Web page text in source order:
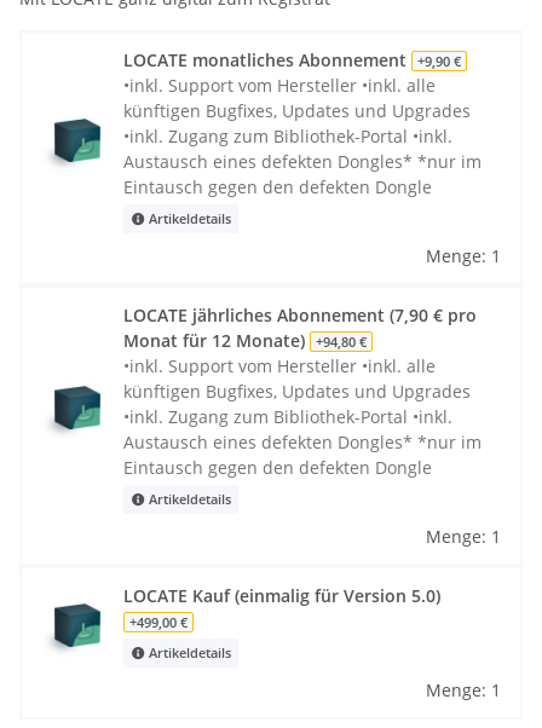
LOCATE monatliches Abonnement +9,90 €
•inkl. Support vom Hersteller •inkl. alle
künftigen Bugfixes, Updates und Upgrades
•inkl. Zugang zum Bibliothek-Portal •inkl.
Austausch eines defekten Dongles* *nur im
Eintausch gegen den defekten Dongle
Artikeldetails
Menge: 1
LOCATE jährliches Abonnement (7,90 € pro
Monat für 12 Monate)
+94,80 €
•inkl. Support vom Hersteller •inkl. alle
künftigen Bugfixes, Updates und Upgrades
•inkl. Zugang zum Bibliothek-Portal •inkl.
Austausch eines defekten Dongles* *nur im
Eintausch gegen den defekten Dongle
Artikeldetails
Menge: 1
LOCATE Kauf (einmalig für Version 5.0)
+499,00 €
Artikeldetails
Menge: 1